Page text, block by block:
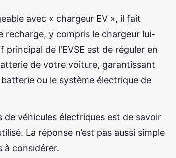
avec « chargeur EV », il fait
y compris le chargeur lui-
principal de l'EVSE est de réguler en
de votre voiture, garantissant
ou le système électrique de
véhicules électriques est de savoir
La réponse n’est pas aussi simple
à considérer.